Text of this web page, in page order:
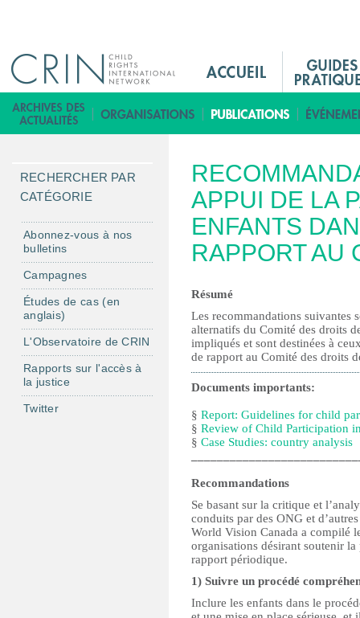
i
n
e
n
u
F
r
i
APPUI DE LA
ENFANTS
RAPPORT AU
Résumé
Les recommandations suivantes
alternatifs du Comité des droits
impliqués et sont destinées à
de rapport au Comité des droits
Documents importants:
§ Report: Guidelines for child
§ Review of Child Participation
§ Case Studies: country analysis
Recommandations
Se basant sur la critique et
conduits par des ONG et
World Vision Canada a compilé
organisations désirant soutenir
rapport périodique.
1) Suivre un procédé
Inclure les enfants dans le
RECHERCHER PAR
CATÉGORIE
Abonnez-vous à nos
bulletins
Campagnes
Études de cas (en
anglais)
L'Observatoire de CRIN
Rapports sur l'accès à
la justice
Twitter